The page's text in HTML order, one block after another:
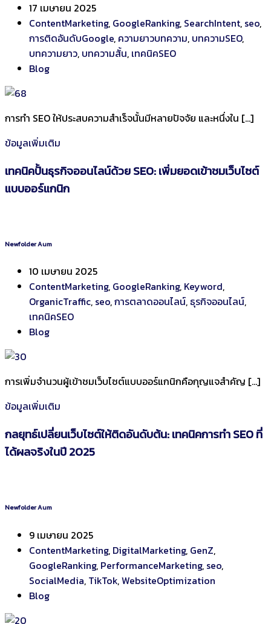
17 เมษายน 2025
ContentMarketing, GoogleRanking, SearchIntent, seo,
การติดอันดับGoogle, ความยาวบทความ, บทความSEO,
บทความยาว, บทความสั้น, เทคนิคSEO
Blog
การทำ SEO ให้ประสบความสำเร็จนั้นมีหลายปัจจัย และหนึ่งใน […]
ข้อมูลเพิ่มเติม
เทคนิคปั้นธุรกิจออนไลน์ด้วย SEO: เพิ่มยอดเข้าชมเว็บไซต์
แบบออร์แกนิก
Newfolder Aum
10 เมษายน 2025
ContentMarketing, GoogleRanking, Keyword,
OrganicTraffic, seo,การตลาดออนไลน์, ธุรกิจออนไลน์,
เทคนิคSEO
Blog
การเพิ่มจำนวนผู้เข้าชมเว็บไซต์แบบออร์แกนิกคือกุญแจสำคัญ […]
ข้อมูลเพิ่มเติม
กลยุทธ์เปลี่ยนเว็บไซต์ให้ติดอันดับต้น: เทคนิคการทำ SEO ที่
ได้ผลจริงในปี 2025
Newfolder Aum
9 เมษายน 2025
ContentMarketing, DigitalMarketing, GenZ,
GoogleRanking, PerformanceMarketing, seo,
SocialMedia, TikTok,WebsiteOptimization
Blog